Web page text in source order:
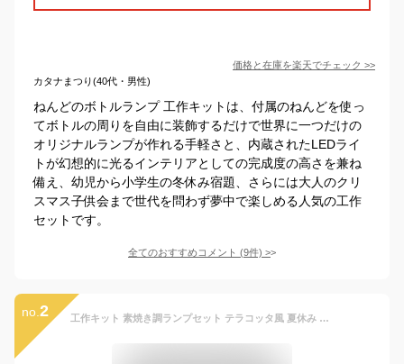
価格と在庫を楽天でチェック >>
カタナまつり(40代・男性)
ねんどのボトルランプ 工作キットは、付属のねんどを使っ
てボトルの周りを自由に装飾するだけで世界に一つだけの
オリジナルランプが作れる手軽さと、内蔵されたLEDライ
トが幻想的に光るインテリアとしての完成度の高さを兼ね
備え、幼児から小学生の冬休み宿題、さらには大人のクリ
スマス子供会まで世代を問わず夢中で楽しめる人気の工作
セットです。
全てのおすすめコメント (9件) >
no. 2 工作キット 素焼き調ランプセット テラコッタ風 夏休み 男の子 女の子 小学生 低学年 高学年 子供 幼児 大人